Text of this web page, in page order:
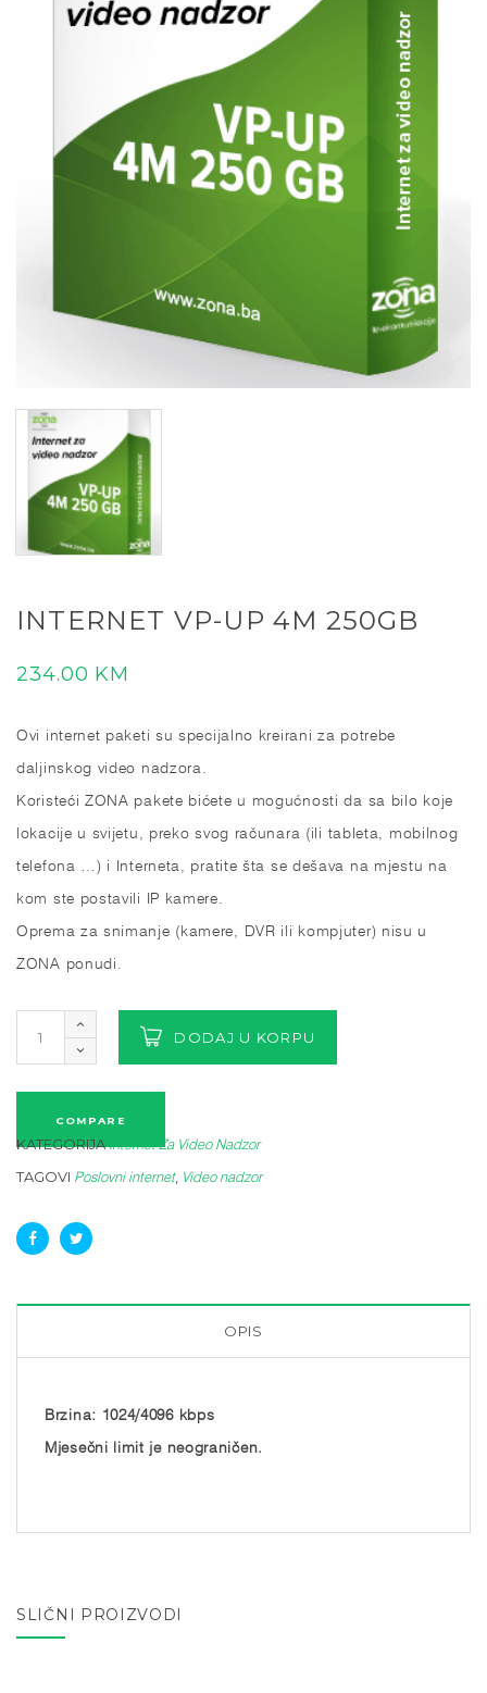
INTERNET VP-UP 4M 250GB
234.00 KM
Ovi internet paketi su specijalno kreirani za potrebe
daljinskog video nadzora.
Koristeći ZONA pakete bićete u mogućnosti da sa bilo koje
lokacije u svijetu, preko svog računara (ili tableta, mobilnog
telefona …) i Interneta, pratite šta se dešava na mjestu na
kom ste postavili IP kamere.
Oprema za snimanje (kamere, DVR ili kompjuter) nisu u
ZONA ponudi.
DODAJ U KORPU
COMPARE
KATEGORIJA Internet Za Video Nadzor
TAGOVI Poslovni internet, Video nadzor
OPIS
Brzina: 1024/4096 kbps
Mjesečni limit je neograničen.
SLIČNI PROIZVODI